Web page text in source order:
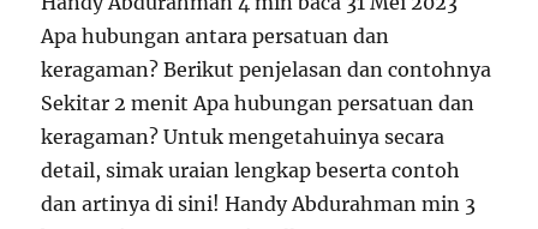
Apa hubungan antara persatuan dan
keragaman? Berikut penjelasan dan contohnya
Sekitar 2 menit Apa hubungan persatuan dan
keragaman? Untuk mengetahuinya secara
detail, simak uraian lengkap beserta contoh
dan artinya di sini! Handy Abdurahman min 3